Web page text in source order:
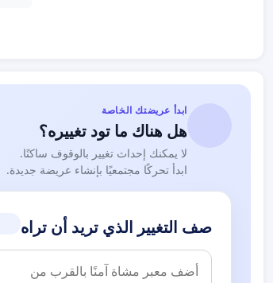
ابدأ عريضتك الخاصة
هل هناك ما تود تغييره؟
لا يمكنك إحداث تغيير بالوقوف ساكنًا.
ابدأ تحركًا مجتمعيًا بإنشاء عريضة جديدة.
صف التغيير الذي تريد أن تراه